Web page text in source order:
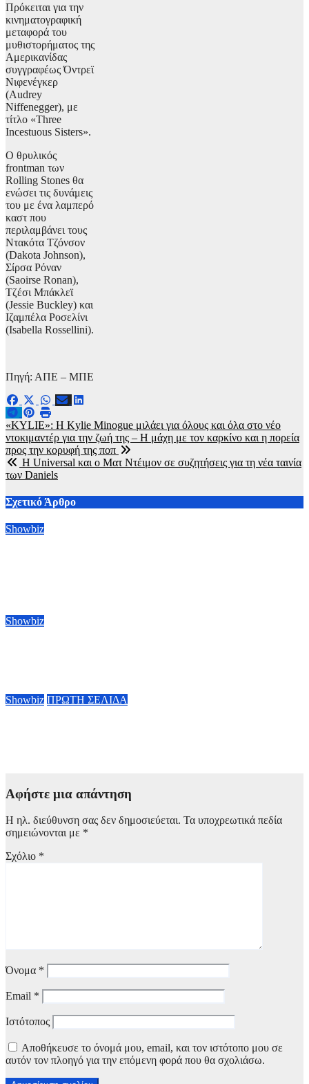
Πρόκειται για την
κινηματογραφική
μεταφορά του
μυθιστορήματος της
Αμερικανίδας
συγγραφέως Όντρεϊ
Νιφενέγκερ
(Audrey
Niffenegger), με
τίτλο «Three
Incestuous Sisters».
Ο θρυλικός
frontman των
Rolling Stones θα
ενώσει τις δυνάμεις
του με ένα λαμπερό
καστ που
περιλαμβάνει τους
Ντακότα Τζόνσον
(Dakota Johnson),
Σίρσα Ρόναν
(Saoirse Ronan),
Τζέσι Μπάκλεϊ
(Jessie Buckley) και
Ιζαμπέλα Ροσελίνι
(Isabella Rossellini).
Πηγή: ΑΠΕ – ΜΠΕ
Πλοήγηση
άρθρων
«KYLIE»: Η Kylie Minogue μιλάει για όλους και όλα στο νέο
ντοκιμαντέρ για την ζωή της – Η μάχη με τον καρκίνο και η πορεία
προς την κορυφή της ποπ
Η Universal και ο Ματ Ντέιμον σε συζητήσεις για τη νέα ταινία
των Daniels
Σχετικό Άρθρο
Showbiz
Showbiz
Showbiz ΠΡΩΤΗ ΣΕΛΙΔΑ
Αφήστε μια απάντηση
Η ηλ. διεύθυνση σας δεν δημοσιεύεται. Τα υποχρεωτικά πεδία
σημειώνονται με *
Σχόλιο *
Όνομα *
Email *
Ιστότοπος
Αποθήκευσε το όνομά μου, email, και τον ιστότοπο μου σε
αυτόν τον πλοηγό για την επόμενη φορά που θα σχολιάσω.